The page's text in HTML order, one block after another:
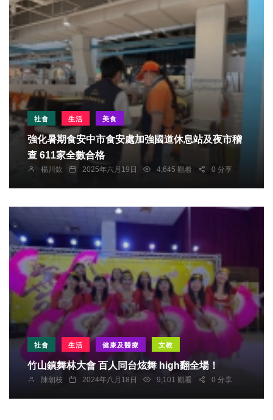
社會 生活 美食
強化暑期食安中市食安處加強國道休息站及夜市稽
查 611家全數合格
楊川欽 2025年六月19日 4,645 觀看 0 分享
社會 生活 健康及醫療 文教
竹山鎮舞林大會 百人同台炫舞 high翻全場！
陳朝枝 2024年八月18日 9,101 觀看 0 分享